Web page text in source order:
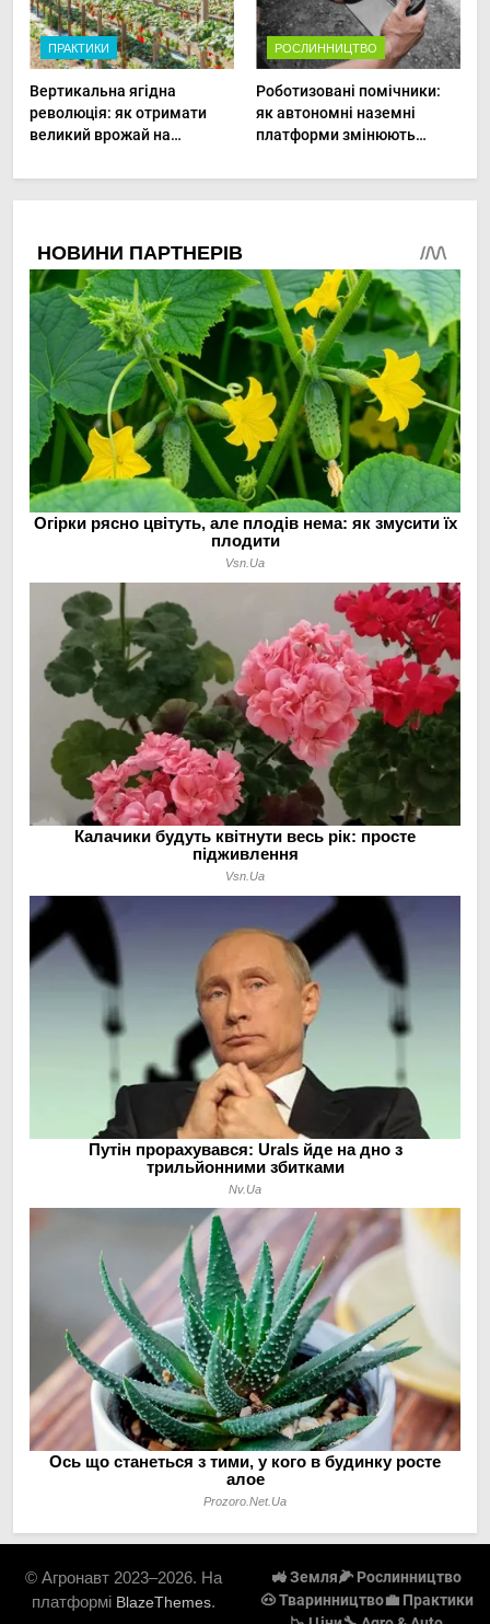
ПРАКТИКИ
Вертикальна ягідна
революція: як отримати
великий врожай на
РОСЛИННИЦТВО
Роботизовані помічники:
як автономні наземні
платформи змінюють
овочами
© Агронавт 2023–2026. На
платформі BlazeThemes.
🚜 Земля🌽 Рослинництво
🐽 Тваринництво💼 Практики